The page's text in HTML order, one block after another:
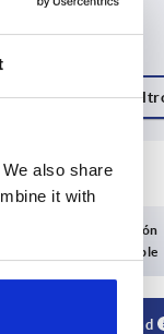
also share
it with
de entrega a petición
no disponible
Disponibilidad